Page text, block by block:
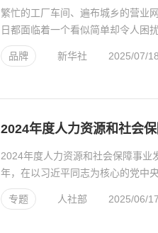
繁忙的工厂车间、遍布城乡的营业
日都面临着一个看似简单却令人困
多人面对的现实问题...
品牌
新华社 2025/07/18
2024年度人力资源和社会
2024年度人力资源和社会保障事
年，在以习近平同志为核心的党中
治引领，坚定不移贯...
专题
人社部 2025/06/17